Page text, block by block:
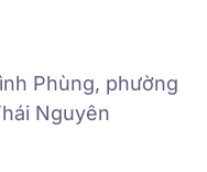
Phùng, phường
Nguyên